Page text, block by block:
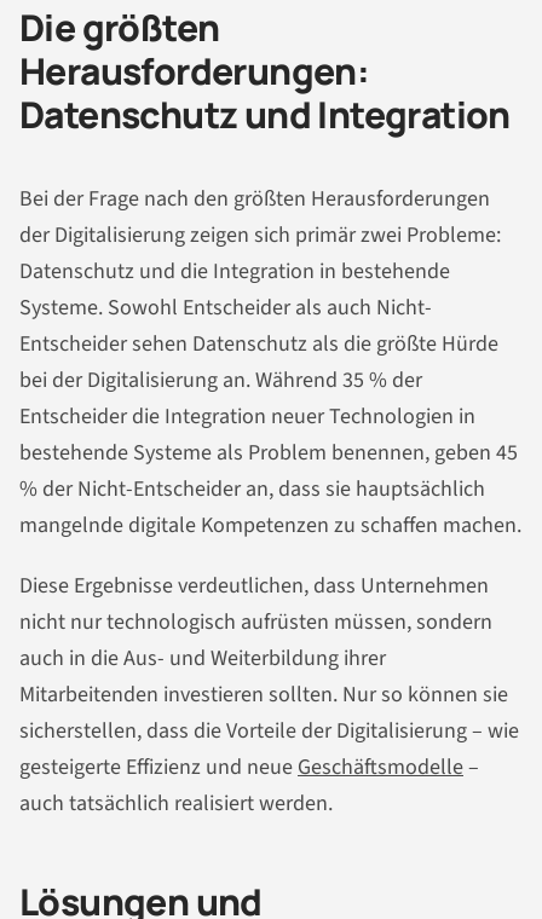
Die größten
Herausforderungen:
Datenschutz und Integration
Bei der Frage nach den größten Herausforderungen
der Digitalisierung zeigen sich primär zwei Probleme:
Datenschutz und die Integration in bestehende
Systeme. Sowohl Entscheider als auch Nicht-
Entscheider sehen Datenschutz als die größte Hürde
bei der Digitalisierung an. Während 35 % der
Entscheider die Integration neuer Technologien in
bestehende Systeme als Problem benennen, geben 45
% der Nicht-Entscheider an, dass sie hauptsächlich
mangelnde digitale Kompetenzen zu schaffen machen​​.
Diese Ergebnisse verdeutlichen, dass Unternehmen
nicht nur technologisch aufrüsten müssen, sondern
auch in die Aus- und Weiterbildung ihrer
Mitarbeitenden investieren sollten. Nur so können sie
sicherstellen, dass die Vorteile der Digitalisierung – wie
gesteigerte Effizienz und neue Geschäftsmodelle–
auch tatsächlich realisiert werden.
Lösungen und